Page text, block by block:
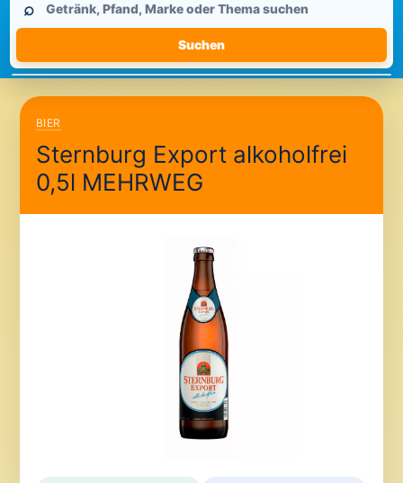
durchsuchen
⌕
Suchen
BIER
Sternburg Export alkoholfrei
0,5l MEHRWEG